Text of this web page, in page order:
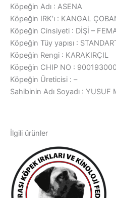
Köpeğin Adı : ASENA
Köpeğin IRK’ı : KANGAL
Köpeğin Cinsiyeti : DİŞİ –
Köpeğin Tüy yapısı :
Köpeğin Rengi : KARAKIRÇIL
Köpeğin CHIP NO :
Köpeğin Üreticisi : –
Sahibinin Adı Soyadı : YUSUF
İlgili ürünler